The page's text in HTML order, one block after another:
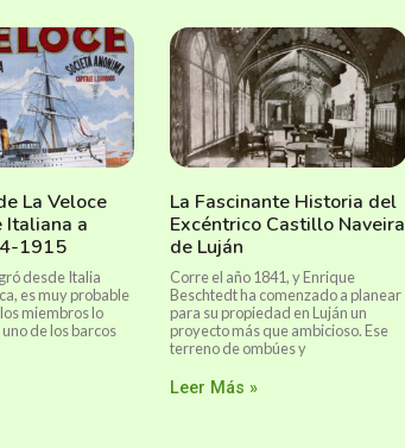
La Veloce
Italiana a
1915
desde Italia
es muy probable
miembros lo
de los barcos
La Fascinante Historia del
Excéntrico Castillo Naveira
de Luján
Corre el año 1841, y Enrique
Beschtedt ha comenzado a planear
para su propiedad en Luján un
proyecto más que ambicioso. Ese
terreno de ombúes y
Leer Más »